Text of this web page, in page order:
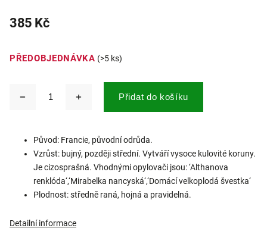
385 Kč
PŘEDOBJEDNÁVKA (>5 ks)
Přidat do košíku
Původ: Francie, původní odrůda.
Vzrůst: bujný, později střední. Vytváří vysoce kulovité koruny.
Je cizosprašná. Vhodnými opylovači jsou: ‘Althanova
renklóda‘,‘Mirabelka nancyská‘,‘Domácí velkoplodá švestka‘
Plodnost: středně raná, hojná a pravidelná.
Detailní informace